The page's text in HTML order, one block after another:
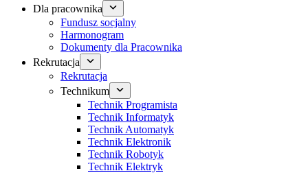
Dla pracownika
Fundusz socjalny
Harmonogram
Dokumenty dla Pracownika
Rekrutacja
Rekrutacja
Technikum
Technik Programista
Technik Informatyk
Technik Automatyk
Technik Elektronik
Technik Robotyk
Technik Elektryk